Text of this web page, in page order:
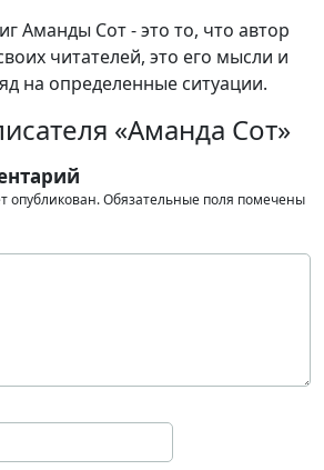
Аманды Сот - это то, что автор
читателей, это его мысли и
на определенные ситуации.
«Аманда Сот»
опубликован.Обязательные поля помечены